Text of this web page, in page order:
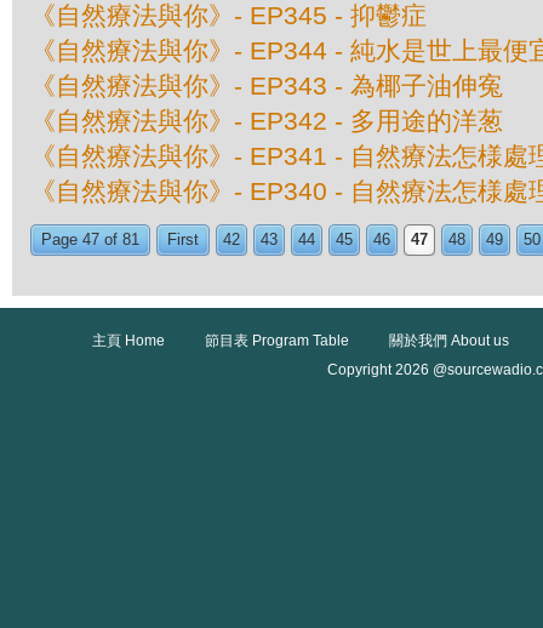
《自然療法與你》- EP345 - 抑鬱症
《自然療法與你》- EP344 - 純水是世上最便
《自然療法與你》- EP343 - 為椰子油伸寃
《自然療法與你》- EP342 - 多用途的洋葱
《自然療法與你》- EP341 - 自然療法怎様處
《自然療法與你》- EP340 - 自然療法怎様處
Page 47 of 81 First 42 43 44 45 46 47 48 49 50
主頁 Home 節目表 Program Table
關於我們 About us
Copyright 2026